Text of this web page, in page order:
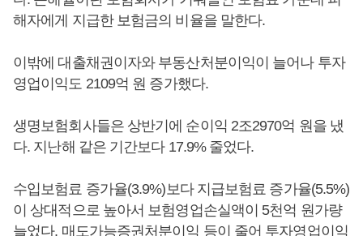
해자에게 지급한 보험금의 비율을 말한다.
이밖에 대출채권이자와 부동산처분이익이 늘어나 투자
영업이익도 2109억 원 증가했다.
생명보험회사들은 상반기에 순이익 2조2970억 원을 냈
다. 지난해 같은 기간보다 17.9% 줄었다.
수입보험료 증가율(3.9%)보다 지급보험료 증가율(5.5%)
이 상대적으로 높아서 보험영업손실액이 5천억 원가량
늘었다. 매도가능증권처분이익 등이 줄어 투자영업이익